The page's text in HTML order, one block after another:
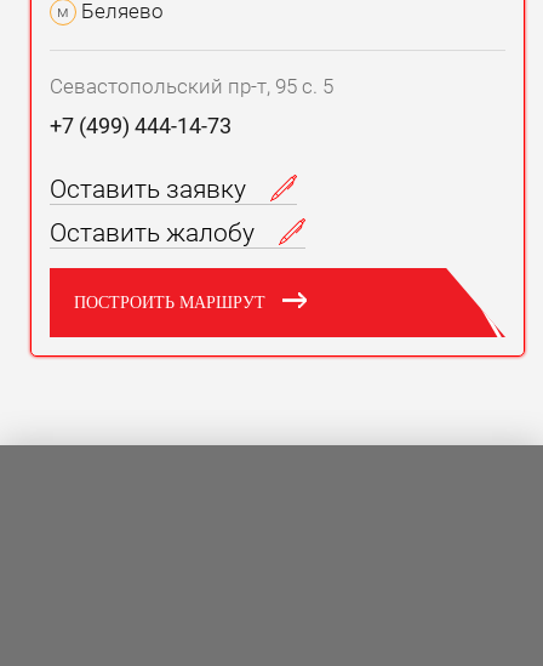
м Беляево
Севастопольский пр-т, 95 с. 5
+7 (499) 444-14-73
Оставить заявку
Оставить жалобу
ПОСТРОИТЬ МАРШРУТ